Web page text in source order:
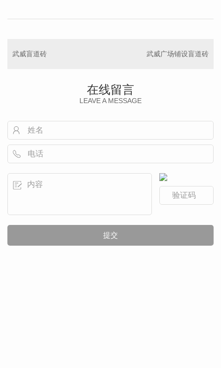
武威盲道砖 武威广场铺设盲道砖
在线留言
LEAVE A MESSAGE